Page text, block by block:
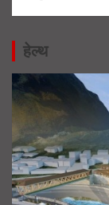
हेल्थ